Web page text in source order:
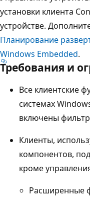
установки клиента
устройстве.
Планирование
Windows Embedded.
Требования и
Все клиентские
системах
включены
Клиенты,
компонентов,
кроме
Расширенные